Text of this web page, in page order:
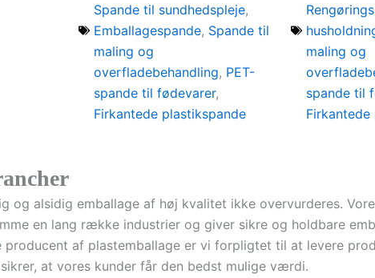
Spande til sundhedspleje,
Emballagespande, Spande til
maling og
overfladebehandling, PET-
spande til fødevarer,
Firkantede plastikspande
maling og
spande til
Firkantede
og alsidig emballage af høj kvalitet ikke overvurderes.
en lang række industrier og giver sikre og holdbare
af plastemballage er vi forpligtet til at levere
at vores kunder får den bedst mulige værdi.